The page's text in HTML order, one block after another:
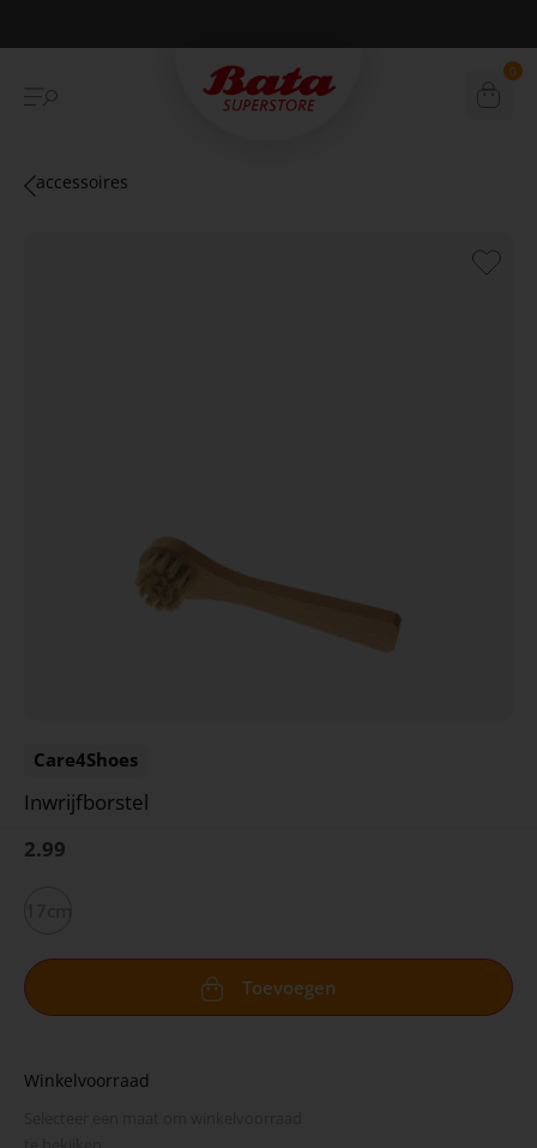
Betaal achteraf met Klarna 0
accessoires
Care4Shoes
Inwrijfborstel
2.99
Toevoegen
Winkelvoorraad